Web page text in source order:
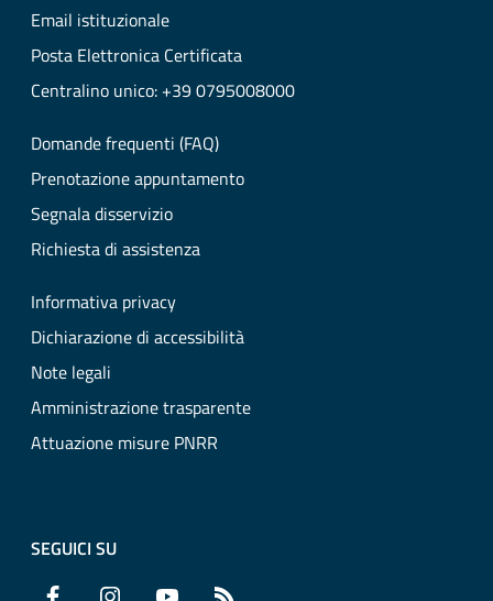
Email istituzionale
Posta Elettronica Certificata
Centralino unico: +39 0795008000
Domande frequenti (FAQ)
Prenotazione appuntamento
Segnala disservizio
Richiesta di assistenza
Informativa privacy
Dichiarazione di accessibilità
Note legali
Amministrazione trasparente
Attuazione misure PNRR
SEGUICI SU